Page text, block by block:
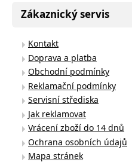
Zákaznický servis
Kontakt
Doprava a platba
Obchodní podmínky
Reklamační podmínky
Servisní střediska
Jak reklamovat
Vrácení zboží do 14 dnů
Ochrana osobních údajů
Mapa stránek